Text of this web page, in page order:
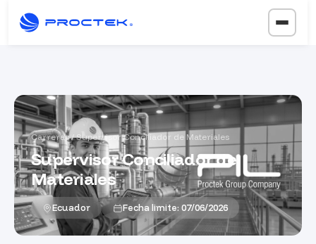
Carreras/ Supervisor Conciliador de Materiales
Supervisor Conciliador de
Materiales
Ecuador Fecha limite: 07/06/2026